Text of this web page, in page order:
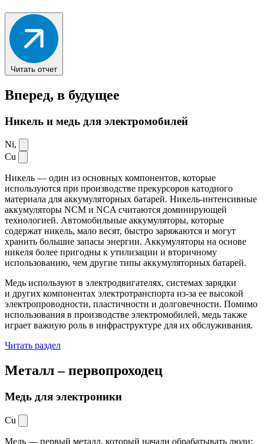
Читать отчет
Вперед, в будущее
Никель и медь для электромобилей
Ni,
Cu
Никель — один из основных компонентов, которые
используются при производстве прекурсоров катодного
материала для аккумуляторных батарей. Никель-интенсивные
аккумуляторы NCM и NCA считаются доминирующей
технологией. Автомобильные аккумуляторы, которые
содержат никель, мало весят, быстро заряжаются и могут
хранить большие запасы энергии. Аккумуляторы на основе
никеля более пригодны к утилизации и вторичному
использованию, чем другие типы аккумуляторных батарей.
Медь используют в электродвигателях, системах зарядки
и других компонентах электротранспорта из-за ее высокой
электропроводности, пластичности и долговечности. Помимо
использования в производстве электромобилей, медь также
играет важную роль в инфраструктуре для их обслуживания.
Читать раздел
Металл –первопроходец
Медь для электроники
Cu
Медь — первый металл, который начали обрабатывать люди: